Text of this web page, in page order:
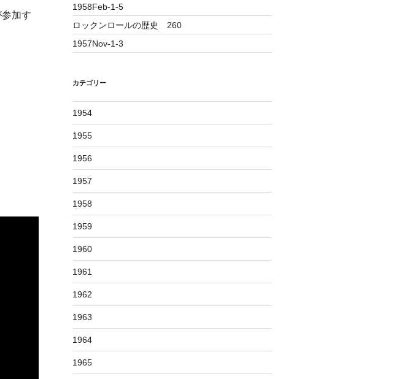
加す
1958Feb-1-5
ロックンロールの歴史 260
1957Nov-1-3
カテゴリー
1954
1955
1956
1957
1958
1959
1960
1961
1962
1963
1964
1965